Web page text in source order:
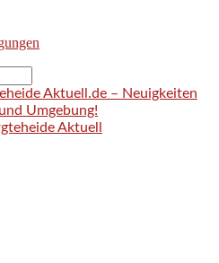
Aktuell.de – Neuigkeiten
Umgebung!